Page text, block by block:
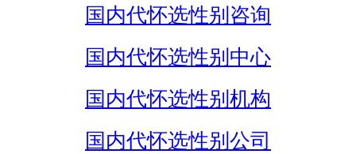
国内代怀选性别咨询
国内代怀选性别中心
国内代怀选性别机构
国内代怀选性别公司